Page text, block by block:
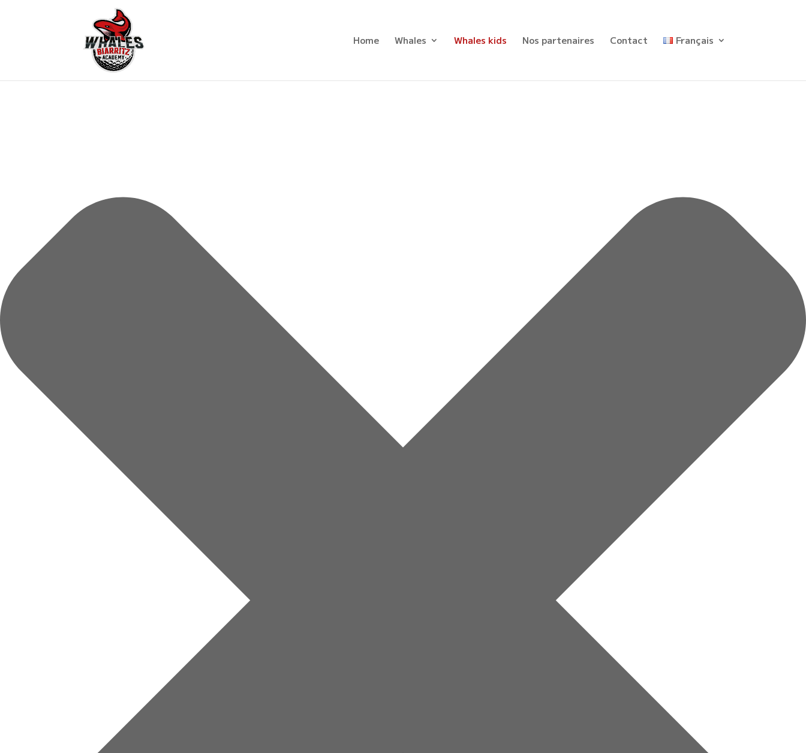
Home Whales Whales kids Nos partenaires Contact Français